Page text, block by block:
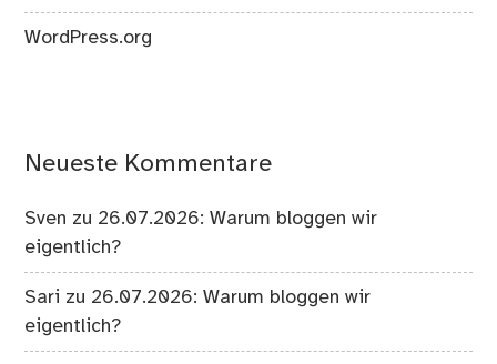
WordPress.org
Neueste Kommentare
Sven zu 26.07.2026: Warum bloggen wir
eigentlich?
Sari zu 26.07.2026: Warum bloggen wir
eigentlich?